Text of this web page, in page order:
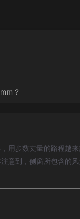
？
用步数丈量的路程越
意到，侧窗所包含的